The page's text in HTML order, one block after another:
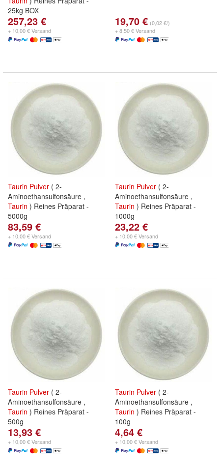
25kg BOX
257,23 €
+ 10,00 € Versand
19,70 € (0,02 €/)
+ 8,50 € Versand
Taurin Pulver ( 2-
Aminoethansulfonsäure ,
Taurin ) Reines Präparat -
5000g
83,59 €
+ 10,00 € Versand
Taurin Pulver ( 2-
Aminoethansulfonsäure ,
Taurin ) Reines Präparat -
1000g
23,22 €
+ 10,00 € Versand
Taurin Pulver ( 2-
Aminoethansulfonsäure ,
Taurin ) Reines Präparat -
500g
13,93 €
+ 10,00 € Versand
Taurin Pulver ( 2-
Aminoethansulfonsäure ,
Taurin ) Reines Präparat -
100g
4,64 €
+ 10,00 € Versand